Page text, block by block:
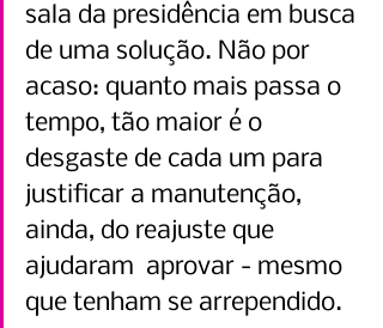
sala da presidência em busca
de uma solução. Não por
acaso: quanto mais passa o
tempo, tão maior é o
desgaste de cada um para
justificar a manutenção,
ainda, do reajuste que
ajudaram  aprovar - mesmo
que tenham se arrependido.